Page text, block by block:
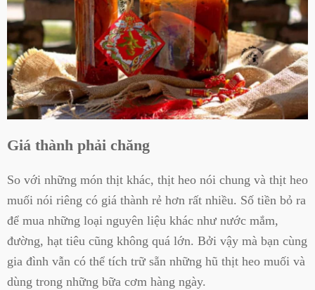
Giá thành phải chăng
So với những món thịt khác, thịt heo nói chung và thịt heo
muối nói riêng có giá thành rẻ hơn rất nhiều. Số tiền bỏ ra
để mua những loại nguyên liệu khác như nước mắm,
đường, hạt tiêu cũng không quá lớn. Bởi vậy mà bạn cùng
gia đình vẫn có thể tích trữ sẵn những hũ thịt heo muối và
dùng trong những bữa cơm hàng ngày.